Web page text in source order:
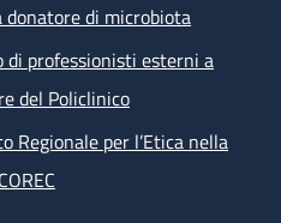
donatore di microbiota
di professionisti esterni a
del Policlinico
Regionale per l’Etica nella